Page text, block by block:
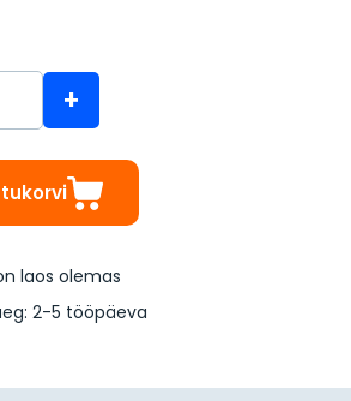
+
laos olemas
2-5 tööpäeva